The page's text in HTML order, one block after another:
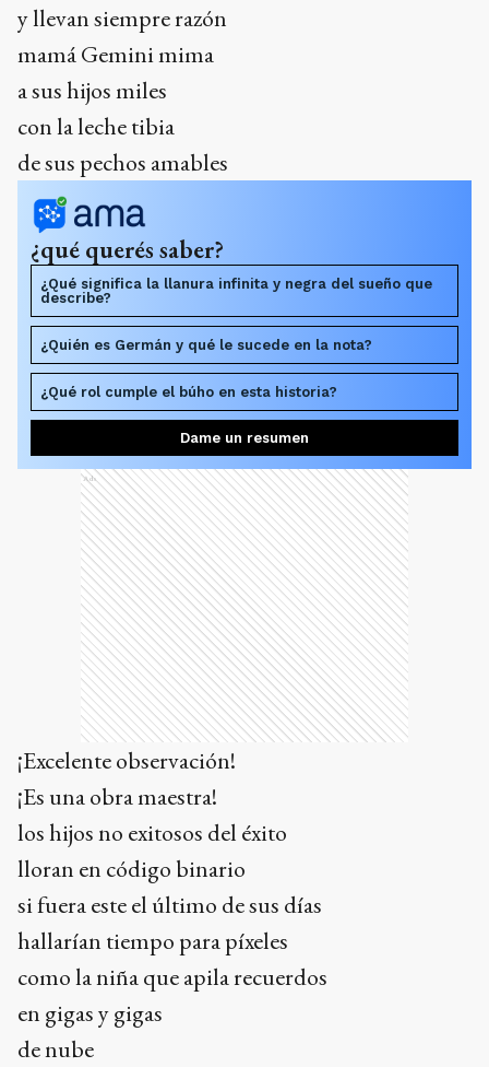
y llevan siempre razón
mamá Gemini mima
a sus hijos miles
con la leche tibia
de sus pechos amables
¿qué querés saber?
¿Qué significa la llanura infinita y negra del sueño que
describe?
¿Quién es Germán y qué le sucede en la nota?
¿Qué rol cumple el búho en esta historia?
Dame un resumen
Ads
¡Excelente observación!
¡Es una obra maestra!
los hijos no exitosos del éxito
lloran en código binario
si fuera este el último de sus días
hallarían tiempo para píxeles
como la niña que apila recuerdos
en gigas y gigas
de nube